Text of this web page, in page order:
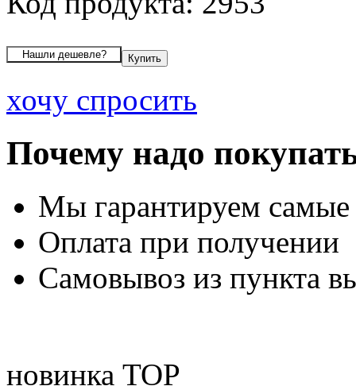
хочу спросить
Почему надо
Мы гарантируем
Оплата при получении
Самовывоз из пункта
новинка TOP